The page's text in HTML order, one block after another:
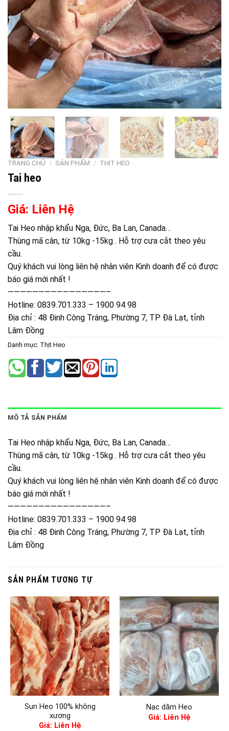
TRANG CHỦ / SẢN PHẨM / THỊT HEO
Tai heo
Giá: Liên Hệ
Tai Heo nhập khẩu Nga, Đức, Ba Lan, Canada…
Thùng mã cân, từ 10kg -15kg . Hỗ trợ cưa cắt theo yêu
cầu.
Quý khách vui lòng liên hệ nhân viên Kinh doanh để có được
báo giá mới nhất !
————————————————–
Hotline: 0839.701.333 – 1900 94 98
Địa chỉ : 48 Đinh Công Tráng, Phường 7, TP Đà Lạt, tỉnh
Lâm Đồng
Danh mục: Thịt Heo
MÔ TẢ SẢN PHẨM
Tai Heo nhập khẩu Nga, Đức, Ba Lan, Canada…
Thùng mã cân, từ 10kg -15kg . Hỗ trợ cưa cắt theo yêu
cầu.
Quý khách vui lòng liên hệ nhân viên Kinh doanh để có được
báo giá mới nhất !
————————————————–
Hotline: 0839.701.333 – 1900 94 98
Địa chỉ : 48 Đinh Công Tráng, Phường 7, TP Đà Lạt, tỉnh
Lâm Đồng
SẢN PHẨM TƯƠNG TỰ
Sụn Heo 100% không
xương
Giá: Liên Hệ
Nạc dăm Heo
Giá: Liên Hệ